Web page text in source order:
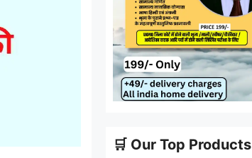
🛒 Our Top Products